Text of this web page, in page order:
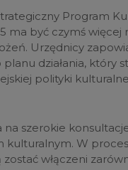
Program
ma być czymś więcej
Urzędnicy
działania, który
polityki
na szerokie
kulturalnym. W
zostać włączeni